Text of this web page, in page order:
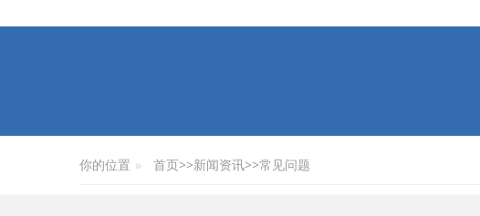
你的位置 首页>>新闻资讯>>常见问题